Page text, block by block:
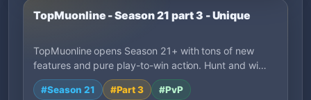
TopMuonline - Season 21 part 3 - Unique
TopMuonline opens Season 21+ with tons of new
features and pure play-to-win action. Hunt and wi…
#Season 21 #Part 3 #PvP